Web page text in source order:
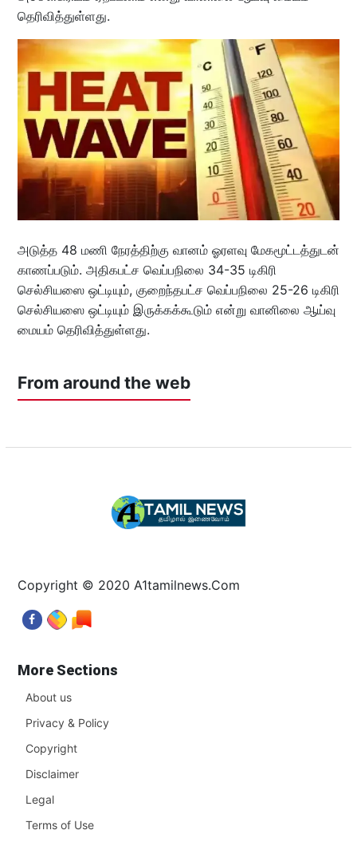
தெரிவித்துள்ளது.
அடுத்த 48 மணி நேரத்திற்கு வானம் ஓரளவு மேகமூட்டத்துடன்
காணப்படும். அதிகபட்ச வெப்பநிலை 34-35 டிகிரி
செல்சியஸை ஒட்டியும், குறைந்தபட்ச வெப்பநிலை 25-26 டிகிரி
செல்சியஸை ஒட்டியும் இருக்கக்கூடும் என்று வானிலை ஆய்வு
மையம் தெரிவித்துள்ளது.
From around the web
Copyright © 2020 A1tamilnews.Com
More Sections
About us
Privacy & Policy
Copyright
Disclaimer
Legal
Terms of Use